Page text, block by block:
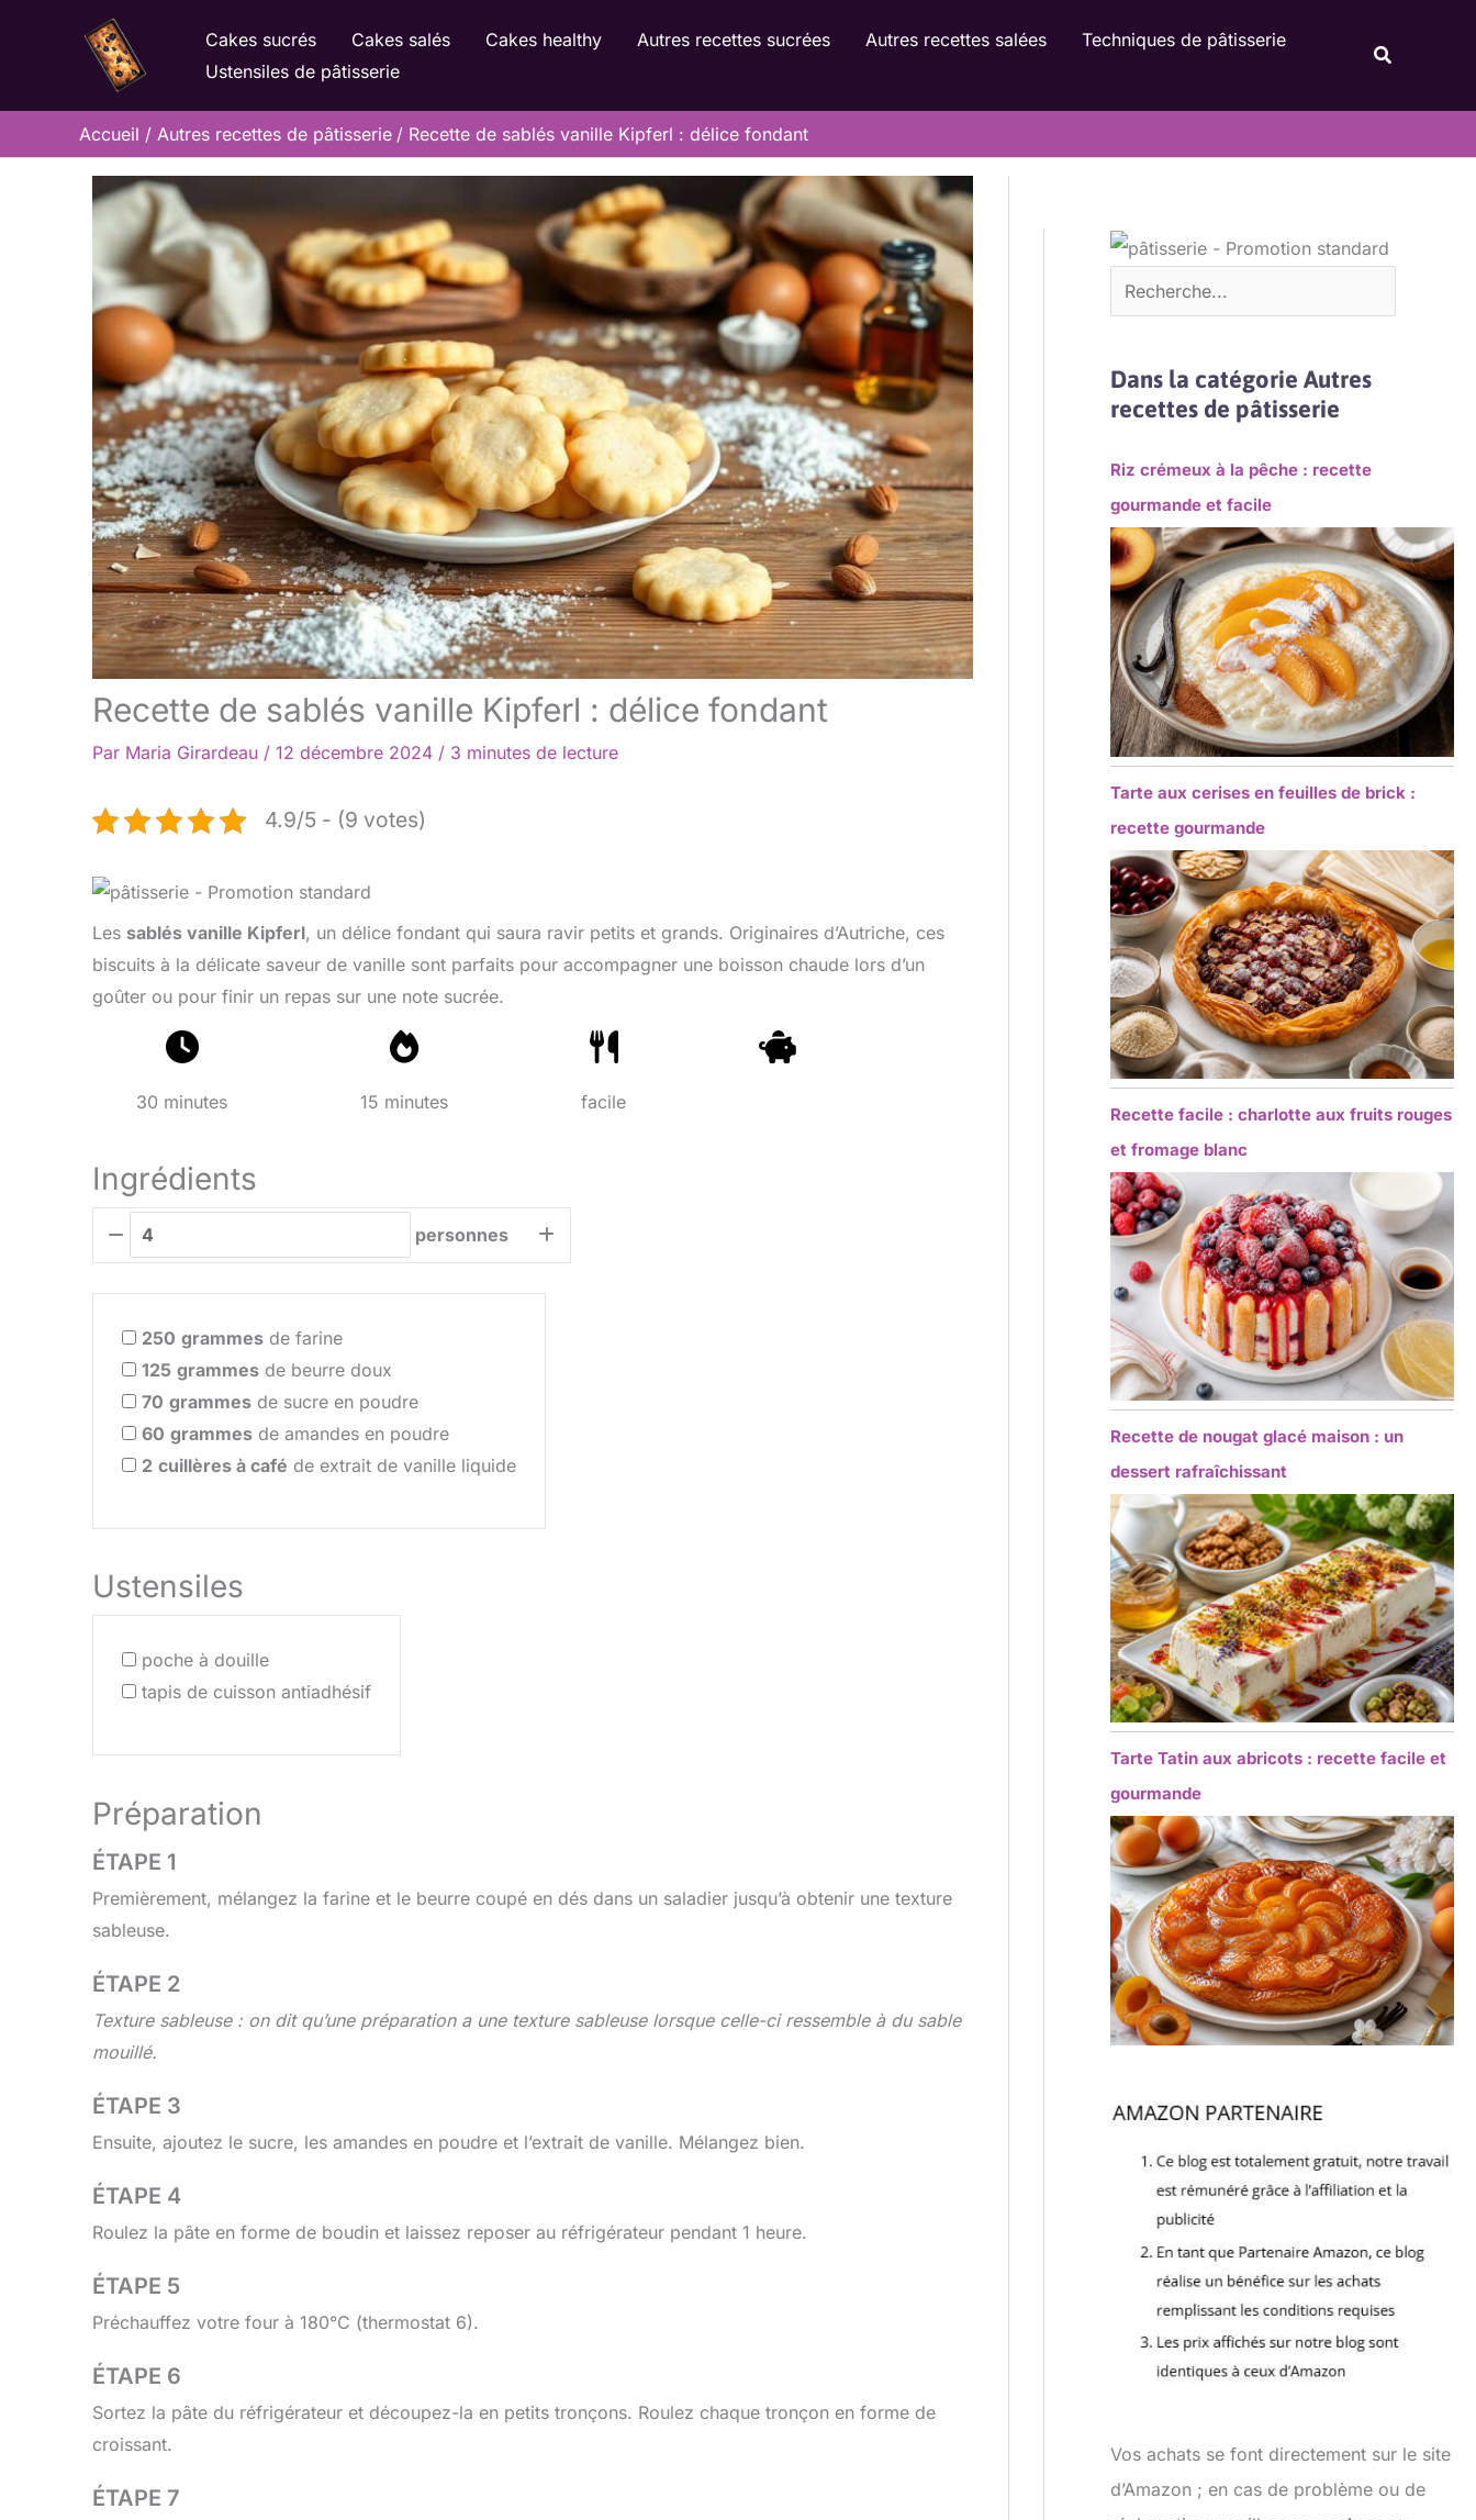
Cakes sucrés Cakes salés Cakes healthy Autres recettes sucrées Autres recettes salées
Techniques de pâtisserie
Ustensiles de pâtisserie
Accueil Autres recettes de pâtisserie Recette de sablés vanille Kipferl : délice fondant
Recette de sablés vanille Kipferl : délice fondant
Par Maria Girardeau / 12 décembre 2024 / 3 minutes de lecture
4.9/5 - (9 votes)
Les sablés vanille Kipferl, un délice fondant qui saura ravir petits et grands. Originaires d’Autriche, ces
biscuits à la délicate saveur de vanille sont parfaits pour accompagner une boisson chaude lors d’un
goûter ou pour finir un repas sur une note sucrée.
30 minutes 15 minutes facile
Ingrédients
personnes
250 grammes de farine
125 grammes de beurre doux
70 grammes de sucre en poudre
60 grammes de amandes en poudre
2 cuillères à café de extrait de vanille liquide
Ustensiles
poche à douille
tapis de cuisson antiadhésif
Préparation
ÉTAPE 1
Premièrement, mélangez la farine et le beurre coupé en dés dans un saladier jusqu’à obtenir une texture
sableuse.
ÉTAPE 2
Texture sableuse : on dit qu’une préparation a une texture sableuse lorsque celle-ci ressemble à du sable
mouillé.
ÉTAPE 3
Ensuite, ajoutez le sucre, les amandes en poudre et l’extrait de vanille. Mélangez bien.
ÉTAPE 4
Roulez la pâte en forme de boudin et laissez reposer au réfrigérateur pendant 1 heure.
ÉTAPE 5
Préchauffez votre four à 180°C (thermostat 6).
ÉTAPE 6
Sortez la pâte du réfrigérateur et découpez-la en petits tronçons. Roulez chaque tronçon en forme de
croissant.
ÉTAPE 7
Dans la catégorie Autres
recettes de pâtisserie
Riz crémeux à la pêche : recette
gourmande et facile
Tarte aux cerises en feuilles de brick :
recette gourmande
Recette facile : charlotte aux fruits rouges
et fromage blanc
Recette de nougat glacé maison : un
dessert rafraîchissant
Tarte Tatin aux abricots : recette facile et
gourmande
Vos achats se font directement sur le site
d’Amazon ; en cas de problème ou de